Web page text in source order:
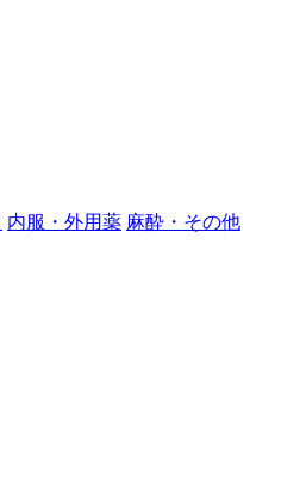
内服・外用薬 麻酔・その他